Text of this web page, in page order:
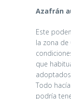
Azafrán
Este
la zona de
que
Todo
podría